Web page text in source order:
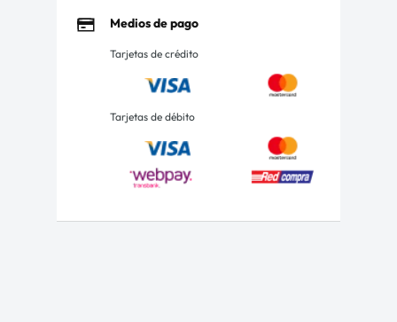
Medios de pago
Tarjetas de crédito
Tarjetas de débito